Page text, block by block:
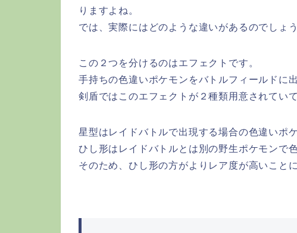
りますよね。
では、実際にはどのような違いがあるのでしょう
この２つを分けるのはエフェクトです。
手持ちの色違いポケモンをバトルフィールドに
剣盾ではこのエフェクトが２種類用意されてい
星型はレイドバトルで出現する場合の色違いポ
ひし形はレイドバトルとは別の野生ポケモンで
そのため、ひし形の方がよりレア度が高いこと